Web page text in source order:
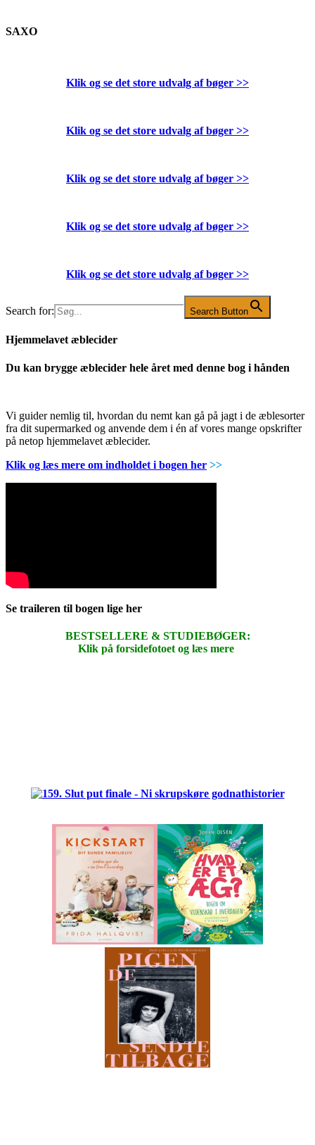
SAXO
Klik og se det store udvalg af bøger >>
Klik og se det store udvalg af bøger >>
Klik og se det store udvalg af bøger >>
Klik og se det store udvalg af bøger >>
Klik og se det store udvalg af bøger >>
Search for: Search Button
Hjemmelavet æblecider
Du kan brygge æblecider hele året med denne bog i hånden
Vi guider nemlig til, hvordan du nemt kan gå på jagt i de æblesorter
fra dit supermarked og anvende dem i én af vores mange opskrifter
på netop hjemmelavet æblecider.
Klik og læs mere om indholdet i bogen her >>
Se traileren til bogen lige her
BESTSELLERE & STUDIEBØGER:
Klik på forsidefotoet og læs mere